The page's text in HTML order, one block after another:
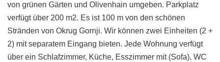
von grünen Gärten und Olivenhain umgeben. Parkplatz
verfügt über 200 m2. Es ist 100 m von den schönen
Stränden von Okrug Gornji. Wir können zwei Einheiten (2 +
2) mit separatem Eingang bieten. Jede Wohnung verfügt
über ein Schlafzimmer, Küche, Esszimmer mit (Sofa), WC